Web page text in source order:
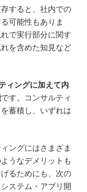
すると、社内での
可能性もありま
で実行部分に関す
を含めた知見など
ィングに加えて内
です。コンサルティ
蓄積し、いずれは
ングにはさまざま
うなデメリットも
るためにも、次の
ステム・アプリ開